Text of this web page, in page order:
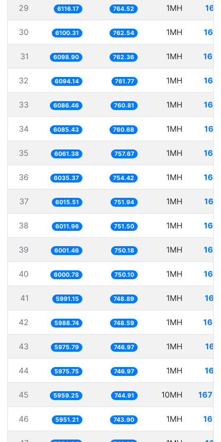
29 6116.17 764.52 1MH
30 6100.31 762.54 1MH
31 6098.90 762.36 1MH
32 6094.14 761.77 1MH
33 6086.46 760.81 1MH
34 6085.43 760.68 1MH
35 6061.38 757.67 1MH
36 6035.37 754.42 1MH
37 6015.51 751.94 1MH
38 6011.96 751.50 1MH
39 6001.46 750.18 1MH
40 6000.78 750.10 1MH
41 5991.15 748.89 1MH
42 5988.74 748.59 1MH
43 5975.79 746.97 1MH
44 5975.75 746.97 1MH
45 5959.25 744.91 10MH
46 5951.21 743.90 1MH